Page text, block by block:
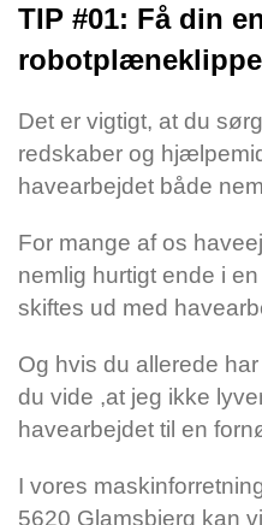
TIP #01: Få din
Det er vigtigt, at du
redskaber og
havearbejdet både
For mange af os
nemlig hurtigt ende i
skiftes ud med
Og hvis du allerede
du vide ,at jeg ikke
havearbejdet til en
I vores
5620 Glamsbjerg kan